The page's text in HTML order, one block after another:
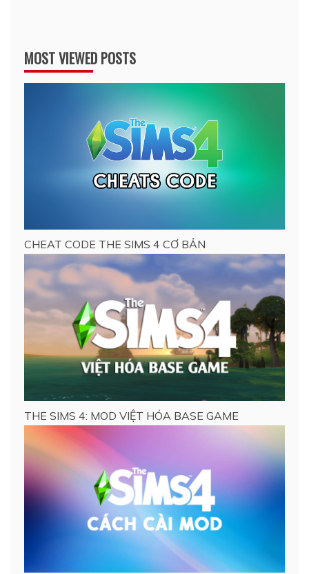
MOST VIEWED POSTS
CHEAT CODE THE SIMS 4 CƠ BẢN
THE SIMS 4: MOD VIỆT HÓA BASE GAME